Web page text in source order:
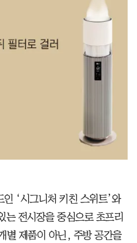
‘시그니처 키친 스위트’와
는 전시장을 중심으로 초프리
별 제품이 아닌, 주방 공간을